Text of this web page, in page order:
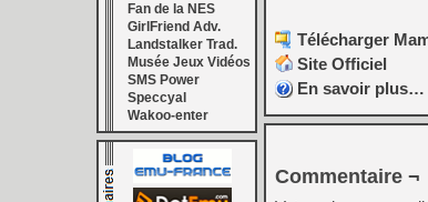
Fan de la NES
GirlFriend Adv.
Landstalker Trad.
Musée Jeux Vidéos
SMS Power
Speccyal
Wakoo-enter
Télécharger
Site Officiel
En savoir plus…
Commentaire ¬